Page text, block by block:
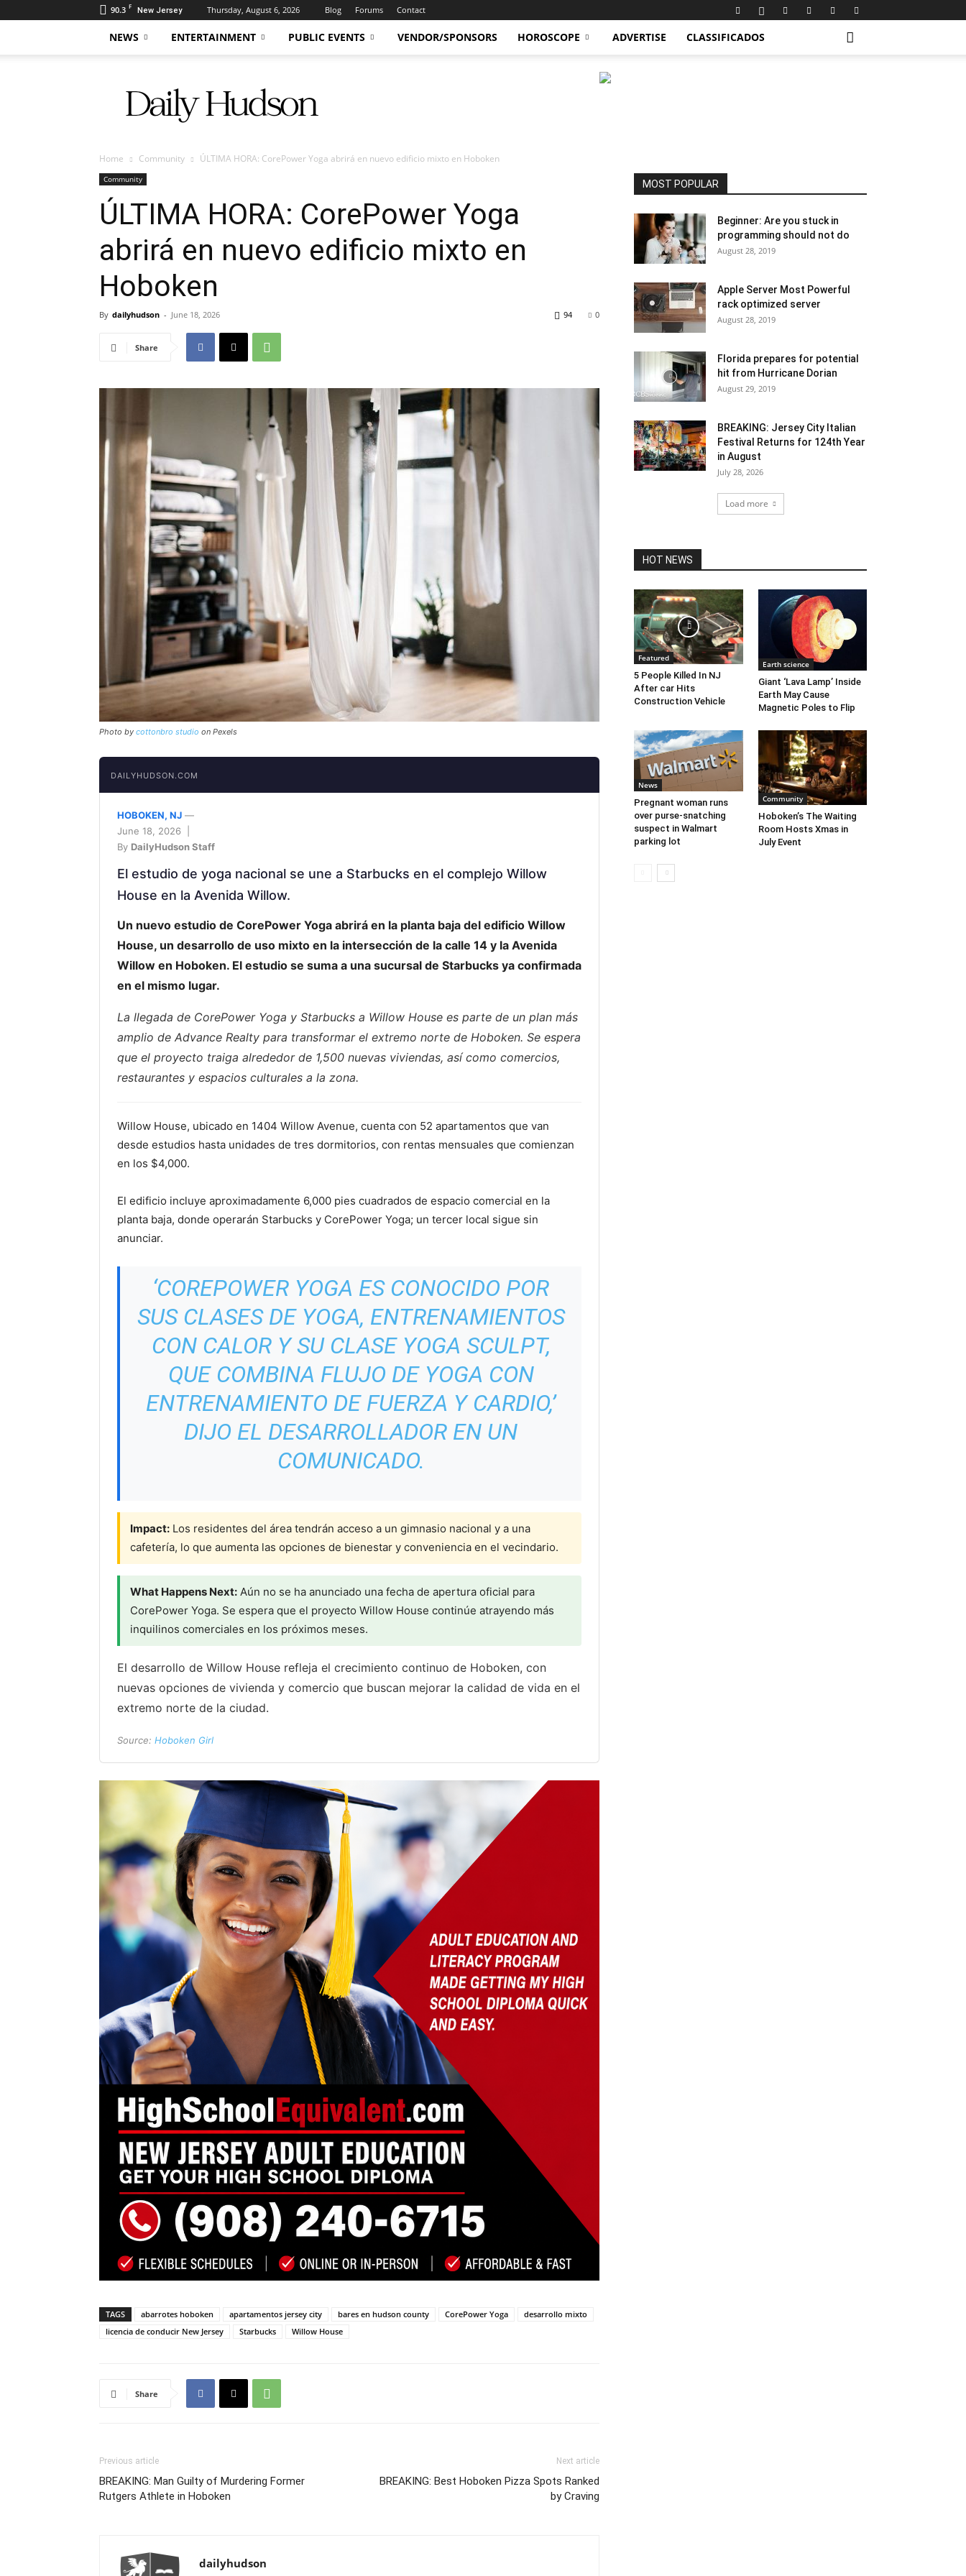
90.3 F New Jersey Thursday, August 6, 2026 Blog Forums Contact
NEWS ENTERTAINMENT PUBLIC EVENTS VENDOR/SPONSORS HOROSCOPE ADVERTISE CLASSIFICADOS
Hudson
Home Community ÚLTIMA HORA: CorePower Yoga abrirá en nuevo edificio mixto en Hoboken
Community
ÚLTIMA HORA: CorePower Yoga
abrirá en nuevo edificio mixto en
Hoboken
By dailyhudson - June 18, 2026 0
94
Share
Photo by cottonbro studio on Pexels
DAILYHUDSON.COM
HOBOKEN, NJ —
June 18, 2026 |
By DailyHudson Staff
El estudio de yoga nacional se une a Starbucks en el complejo Willow
House en la Avenida Willow.
Un nuevo estudio de CorePower Yoga abrirá en la planta baja del edificio Willow
House, un desarrollo de uso mixto en la intersección de la calle 14 y la Avenida
Willow en Hoboken. El estudio se suma a una sucursal de Starbucks ya confirmada
en el mismo lugar.
La llegada de CorePower Yoga y Starbucks a Willow House es parte de un plan más
amplio de Advance Realty para transformar el extremo norte de Hoboken. Se espera
que el proyecto traiga alrededor de 1,500 nuevas viviendas, así como comercios,
restaurantes y espacios culturales a la zona.
Willow House, ubicado en 1404 Willow Avenue, cuenta con 52 apartamentos que van
desde estudios hasta unidades de tres dormitorios, con rentas mensuales que comienzan
en los $4,000.
El edificio incluye aproximadamente 6,000 pies cuadrados de espacio comercial en la
planta baja, donde operarán Starbucks y CorePower Yoga; un tercer local sigue sin
anunciar.
‘COREPOWER YOGA ES CONOCIDO POR
SUS CLASES DE YOGA, ENTRENAMIENTOS
CON CALOR Y SU CLASE YOGA SCULPT,
QUE COMBINA FLUJO DE YOGA CON
ENTRENAMIENTO DE FUERZA Y CARDIO,’
DIJO EL DESARROLLADOR EN UN
COMUNICADO.
Impact: Los residentes del área tendrán acceso a un gimnasio nacional y a una
cafetería, lo que aumenta las opciones de bienestar y conveniencia en el vecindario.
What Happens Next: Aún no se ha anunciado una fecha de apertura oficial para
CorePower Yoga. Se espera que el proyecto Willow House continúe atrayendo más
inquilinos comerciales en los próximos meses.
El desarrollo de Willow House refleja el crecimiento continuo de Hoboken, con
nuevas opciones de vivienda y comercio que buscan mejorar la calidad de vida en el
extremo norte de la ciudad.
Source: Hoboken Girl
TAGS abarrotes hoboken apartamentos jersey city bares en hudson county CorePower Yoga
desarrollo mixto
licencia de conducir New Jersey
Starbucks Willow House
Share
Previous article
BREAKING: Man Guilty of Murdering Former
Rutgers Athlete in Hoboken
Next article
BREAKING: Best Hoboken Pizza Spots Ranked
by Craving
dailyhudson
MOST POPULAR
Beginner: Are you stuck in
programming should not do
August 28, 2019
Apple Server Most Powerful
rack optimized server
August 28, 2019
Florida prepares for potential
hit from Hurricane Dorian
August 29, 2019
BREAKING: Jersey City Italian
Festival Returns for 124th Year
in August
July 28, 2026
Load more
HOT NEWS
Featured
5 People Killed In NJ
After car Hits
Construction Vehicle
Earth science
Giant ‘Lava Lamp’ Inside
Earth May Cause
Magnetic Poles to Flip
News
Pregnant woman runs
over purse-snatching
suspect in Walmart
parking lot
Community
Hoboken’s The Waiting
Room Hosts Xmas in
July Event